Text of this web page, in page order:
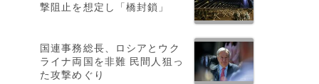
撃阻止を想定し「橋封鎖」
国連事務総長、ロシアとウク
ライナ両国を非難 民間人狙っ
た攻撃めぐり